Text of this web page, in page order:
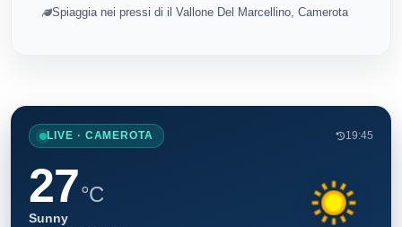
Spiaggia nei pressi di il Vallone Del Marcellino, Camerota
LIVE · CAMEROTA 19:45
27°C
Sunny